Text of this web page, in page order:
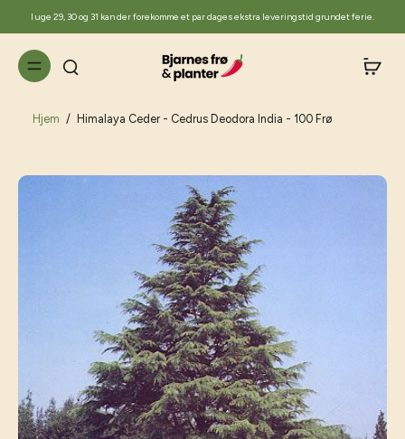
I uge 29, 30 og 31 kan der forekomme et par dages ekstra leveringstid grundet ferie.
Hjem / Himalaya Ceder - Cedrus Deodora India - 100 Frø